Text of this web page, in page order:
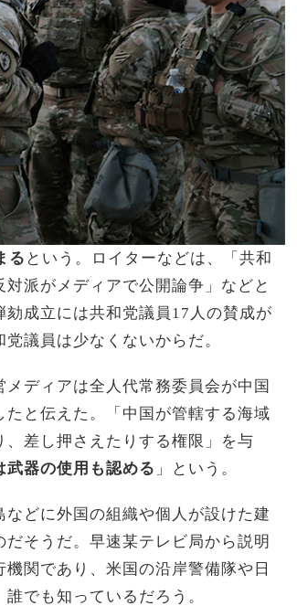
る という。ロイターなどは、「共和
派がメディアで公開論争」などと
成立には共和党議員17人の賛成が
議員は少なくないからだ。
ディアは全人代常務委員会が中国
と伝えた。「中国が管轄する海域
差し押さえたりする権限」を与
器の使用も認める 」という。
どに外国の組織や個人が設けた建
そうだ。早速某テレビ局から説明
関であり、米国の沿岸警備隊や日
でも知っているだろう。